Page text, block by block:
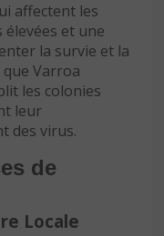
affectent les
et une
la survie et la
Varroa
les colonies
leur
des virus.
de
Locale